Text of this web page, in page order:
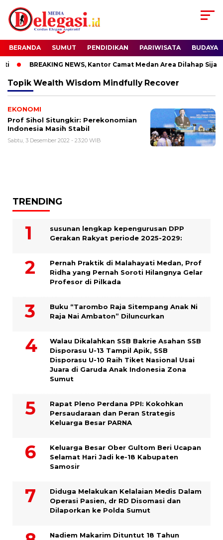
BERANDA SUMUT PENDIDIKAN PARIWISATA BUDAYA
BREAKING NEWS, Kantor Camat Medan Area Dilahap Sijago
Topik Wealth Wisdom Mindfully Recover
EKONOMI
Prof Sihol Situngkir: Perekonomian
Indonesia Masih Stabil
Sabtu, 3 Desember 2022 - 23:20 WIB
TRENDING
susunan lengkap kepengurusan DPP
Gerakan Rakyat periode 2025-2029:
Pernah Praktik di Malahayati Medan, Prof
Ridha yang Pernah Soroti Hilangnya Gelar
Profesor di Pilkada
Buku “Tarombo Raja Sitempang Anak Ni
Raja Nai Ambaton” Diluncurkan
Walau Dikalahkan SSB Bakrie Asahan SSB
Disporasu U-13 Tampil Apik, SSB
Disporasu U-10 Raih Tiket Nasional Usai
Juara di Garuda Anak Indonesia Zona
Sumut
Rapat Pleno Perdana PPI: Kokohkan
Persaudaraan dan Peran Strategis
Keluarga Besar PARNA
Keluarga Besar Ober Gultom Beri Ucapan
Selamat Hari Jadi ke-18 Kabupaten
Samosir
Diduga Melakukan Kelalaian Medis Dalam
Operasi Pasien, dr RD Disomasi dan
Dilaporkan ke Polda Sumut
​Nadiem Makarim Dituntut 18 Tahun